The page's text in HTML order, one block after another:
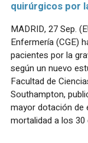
quirúrgicos por
MADRID, 27 Sep.
Enfermería (CGE)
pacientes por la
según un nuevo
Facultad de
Southampton,
mayor dotación de
mortalidad a los